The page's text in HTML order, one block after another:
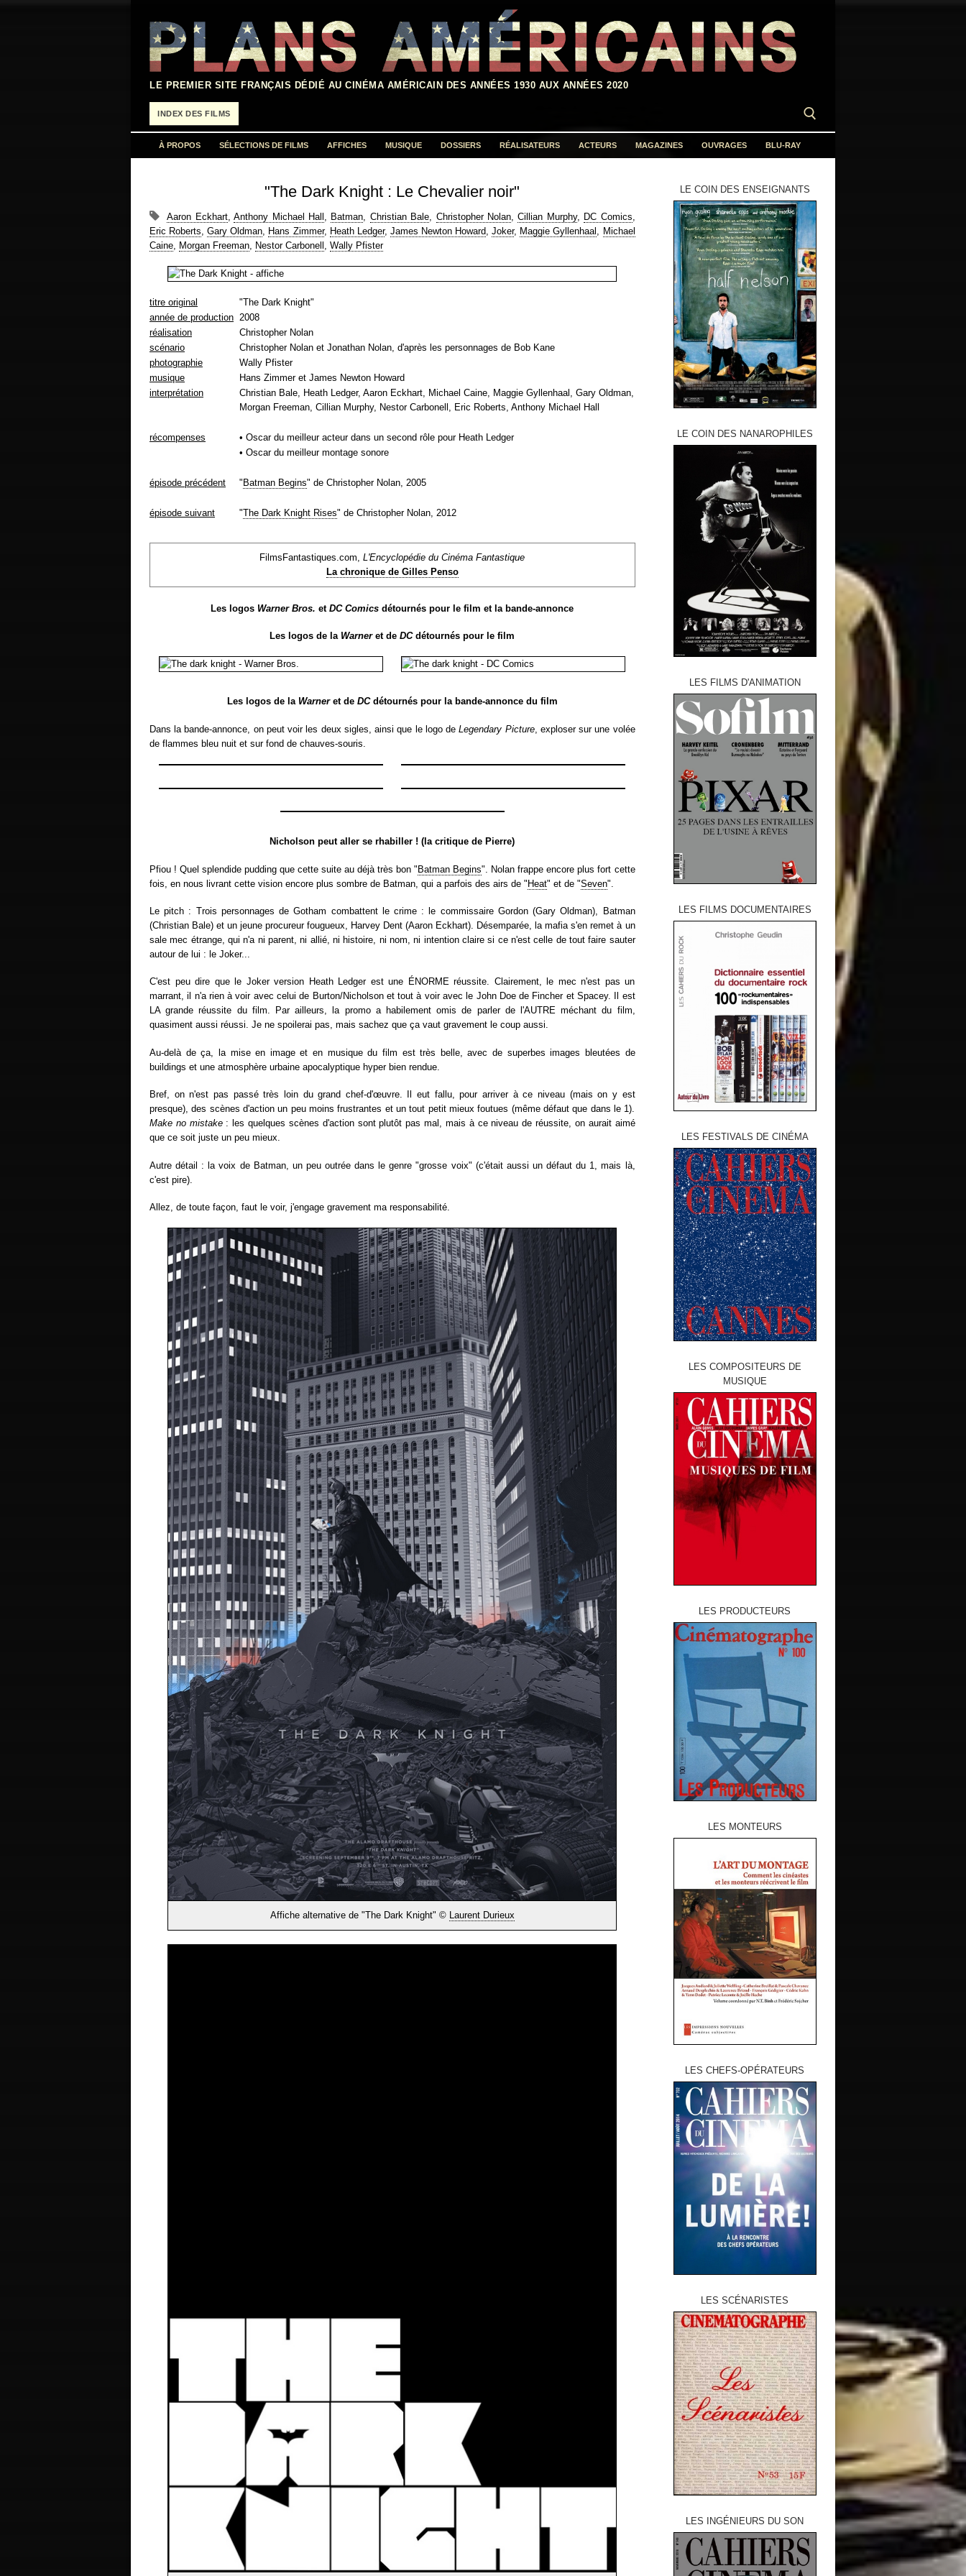
contenu
LE PREMIER SITE FRANÇAIS DÉDIÉ AU CINÉMA AMÉRICAIN DES ANNÉES 1930 AUX ANNÉES 2020
INDEX DES FILMS
À PROPOS SÉLECTIONS DE FILMS AFFICHES MUSIQUE DOSSIERS RÉALISATEURS ACTEURS MAGAZINES OUVRAGES BLU-RAY
"The Dark Knight : Le Chevalier noir"
Aaron Eckhart,Anthony Michael Hall , Batman, Christian Bale, Christopher Nolan,Cillian Murphy, DC Comics,
Eric Roberts,Gary Oldman, Hans Zimmer, Heath Ledger, James Newton Howard,Joker, Maggie Gyllenhaal , Michael
Caine, Morgan Freeman, Nestor Carbonell , Wally Pfister
titre original
"The Dark Knight"
année de production 2008
réalisation
Christopher Nolan
scénario
Christopher Nolan et Jonathan Nolan, d'après les personnages de Bob Kane
photographie
Wally Pfister
musique
Hans Zimmer et James Newton Howard
interprétation
Christian Bale, Heath Ledger, Aaron Eckhart, Michael Caine, Maggie Gyllenhaal, Gary Oldman,
Morgan Freeman, Cillian Murphy, Nestor Carbonell, Eric Roberts, Anthony Michael Hall
récompenses
• Oscar du meilleur acteur dans un second rôle pour Heath Ledger
• Oscar du meilleur montage sonore
épisode précédent " Batman Begins" de Christopher Nolan, 2005
épisode suivant "The Dark Knight Rises" de Christopher Nolan, 2012
FilmsFantastiques.com,L'Encyclopédie du Cinéma Fantastique
La chronique de Gilles Penso
Les logos Warner Bros. etDC Comics détournés pour le film et la bande-annonce
Les logos de la Warneret deDCdétournés pour le film
Les logos de la Warneret de DCdétournés pour la bande-annonce du film
Dans la bande-annonce, on peut voir les deux sigles, ainsi que le logo deLegendary Picture, exploser sur une volée
de flammes bleu nuit et sur fond de chauves-souris.
Nicholson peut aller se rhabiller ! (la critique de Pierre)
Pfiou ! Quel splendide pudding que cette suite au déjà très bon "Batman Begins". Nolan frappe encore plus fort cette
fois, en nous livrant cette vision encore plus sombre de Batman, qui a parfois des airs de "Heat" et de "Seven".
Le pitch : Trois personnages de Gotham combattent le crime : le commissaire Gordon (Gary Oldman), Batman
(Christian Bale) et un jeune procureur fougueux, Harvey Dent (Aaron Eckhart). Désemparée, la mafia s'en remet à un
sale mec étrange, qui n'a ni parent, ni allié, ni histoire, ni nom, ni intention claire si ce n'est celle de tout faire sauter
autour de lui : le Joker...
C'est peu dire que le Joker version Heath Ledger est une ÉNORME réussite. Clairement, le mec n'est pas un
marrant, il n'a rien à voir avec celui de Burton/Nicholson et tout à voir avec le John Doe de Fincher et Spacey. Il est
LA grande réussite du film. Par ailleurs, la promo a habilement omis de parler de l'AUTRE méchant du film,
quasiment aussi réussi. Je ne spoilerai pas, mais sachez que ça vaut gravement le coup aussi.
Au-delà de ça, la mise en image et en musique du film est très belle, avec de superbes images bleutées de
buildings et une atmosphère urbaine apocalyptique hyper bien rendue.
Bref, on n'est pas passé très loin du grand chef-d'œuvre. Il eut fallu, pour arriver à ce niveau (mais on y est
presque), des scènes d'action un peu moins frustrantes et un tout petit mieux foutues (même défaut que dans le 1).
Make no mistake: les quelques scènes d'action sont plutôt pas mal, mais à ce niveau de réussite, on aurait aimé
que ce soit juste un peu mieux.
Autre détail : la voix de Batman, un peu outrée dans le genre "grosse voix" (c'était aussi un défaut du 1, mais là,
c'est pire).
Allez, de toute façon, faut le voir, j'engage gravement ma responsabilité.
Affiche alternative de "The Dark Knight" © Laurent Durieux
LE COIN DES ENSEIGNANTS
LE COIN DES NANAROPHILES
LES FILMS D'ANIMATION
LES FILMS DOCUMENTAIRES
LES FESTIVALS DE CINÉMA
LES COMPOSITEURS DE
MUSIQUE
LES PRODUCTEURS
LES MONTEURS
LES CHEFS-OPÉRATEURS
LES SCÉNARISTES
LES INGÉNIEURS DU SON